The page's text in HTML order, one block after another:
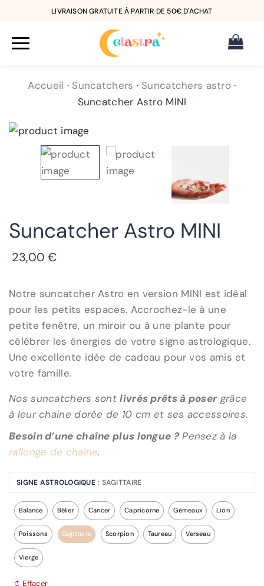
LIVRAISON GRATUITE À PARTIR DE 50€ D'ACHAT
Accueil · Suncatchers · Suncatchers astro ·
Suncatcher Astro MINI
Suncatcher Astro MINI
23,00 €
Notre suncatcher Astro en version MINI est idéal
pour les petits espaces. Accrochez-le à une
petite fenêtre, un miroir ou à une plante pour
célébrer les énergies de votre signe astrologique.
Une excellente idée de cadeau pour vos amis et
votre famille.
Nos suncatchers sontlivrés prêts à posergrâce
à leur chaine dorée de 10 cm et ses accessoires.
Besoin d’une chaîne plus longue ?Pensez à la
rallonge de chaîne.
SIGNE ASTROLOGIQUE : SAGITTAIRE
Balance Bélier Cancer Capricorne Gémeaux Lion
Poissons Sagittaire Scorpion Taureau Verseau
Vierge
Effacer